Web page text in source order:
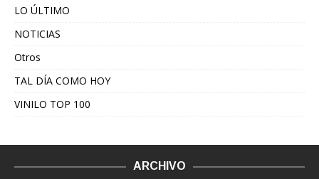
LO ÚLTIMO
NOTICIAS
Otros
TAL DÍA COMO HOY
VINILO TOP 100
ARCHIVO